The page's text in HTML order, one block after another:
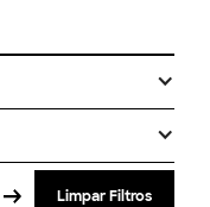
Limpar Filtros